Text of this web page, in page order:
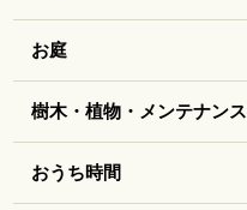
お庭
樹木・植物・メンテナンス
おうち時間